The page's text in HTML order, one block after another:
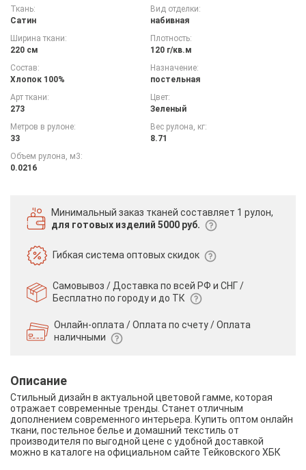
Ткань:
Сатин
Вид отделки:
набивная
Ширина ткани:
220 см
Плотность:
120 г/кв.м
Состав:
Хлопок 100%
Назначение:
постельная
Арт ткани:
273
Цвет:
Зеленый
Метров в рулоне:
33
Вес рулона, кг:
8.71
Объем рулона, м3:
0.0216
Минимальный заказ тканей составляет 1 рулон,
для готовых изделий 5000 руб.
Гибкая системаоптовых скидок
Самовывоз / Доставка по всей РФ и СНГ /
Бесплатно по городу и до ТК
Онлайн-оплата / Оплата по счету /Оплата
наличными
Описание
Стильный дизайн в актуальной цветовой гамме, которая
отражает современные тренды. Станет отличным
дополнением современного интерьера. Купить оптом онлайн
ткани, постельное белье и домашний текстиль от
производителя по выгодной цене с удобной доставкой
можно в каталоге на официальном сайте Тейковского ХБК